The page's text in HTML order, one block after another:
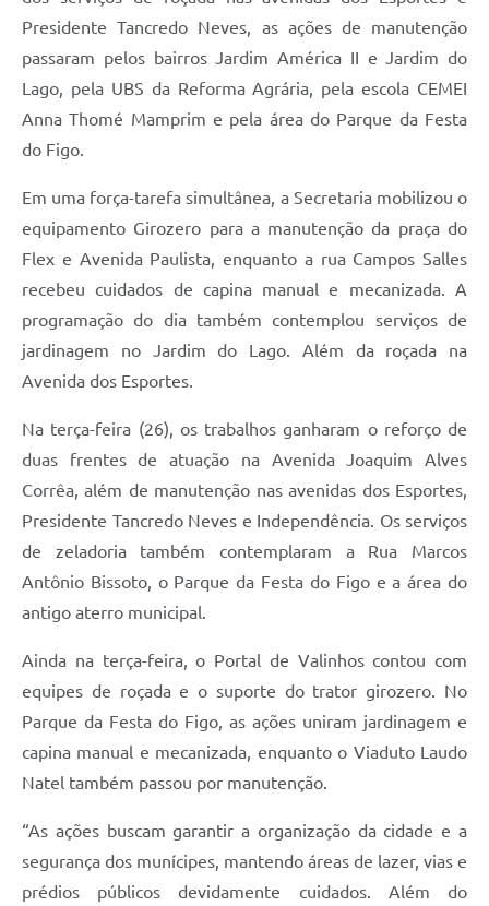
Presidente Tancredo Neves, as ações de manutenção
passaram pelos bairros Jardim América II e Jardim do
Lago, pela UBS da Reforma Agrária, pela escola CEMEI
Anna Thomé Mamprim e pela área do Parque da Festa
do Figo.
Em uma força-tarefa simultânea, a Secretaria mobilizou o
equipamento Girozero para a manutenção da praça do
Flex e Avenida Paulista, enquanto a rua Campos Salles
recebeu cuidados de capina manual e mecanizada. A
programação do dia também contemplou serviços de
jardinagem no Jardim do Lago. Além da roçada na
Avenida dos Esportes.
Na terça-feira (26), os trabalhos ganharam o reforço de
duas frentes de atuação na Avenida Joaquim Alves
Corrêa, além de manutenção nas avenidas dos Esportes,
Presidente Tancredo Neves e Independência. Os serviços
de zeladoria também contemplaram a Rua Marcos
Antônio Bissoto, o Parque da Festa do Figo e a área do
antigo aterro municipal.
Ainda na terça-feira, o Portal de Valinhos contou com
equipes de roçada e o suporte do trator girozero. No
Parque da Festa do Figo, as ações uniram jardinagem e
capina manual e mecanizada, enquanto o Viaduto Laudo
Natel também passou por manutenção.
“As ações buscam garantir a organização da cidade e a
segurança dos munícipes, mantendo áreas de lazer, vias e
prédios públicos devidamente cuidados. Além do